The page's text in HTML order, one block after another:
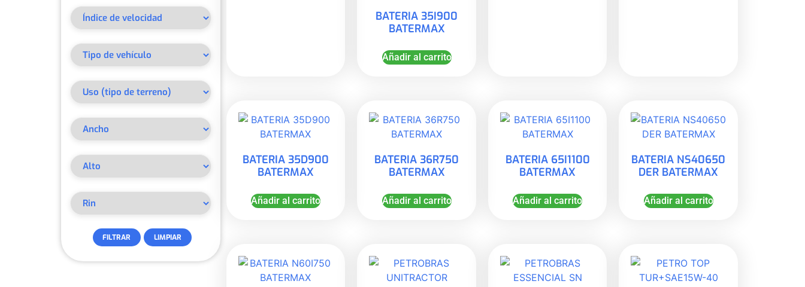
FILTRAR LIMPIAR
BATERIA 35I900
BATERMAX
Añadir al carrito
BATERIA 35D900
BATERMAX
Añadir al carrito
BATERIA 36R750
BATERMAX
Añadir al carrito
BATERIA 65I1100
BATERMAX
Añadir al carrito
BATERIA NS40650
DER BATERMAX
Añadir al carrito